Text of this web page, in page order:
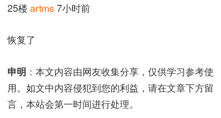
25楼 artms 7小时前
恢复了
申明 ：本文内容由网友收集分享，仅供学习参考使
用。如文中内容侵犯到您的利益，请在文章下方留
言，本站会第一时间进行处理。